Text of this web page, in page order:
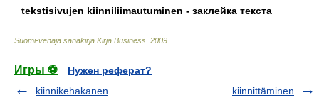
tekstisivujen kiinniliimautuminen - заклейка текста
Suomi-venäjä sanakirja Kirja Business 2009
Игры ⚽
Нужен реферат?
kiinnikehakanen
kiinnittäminen